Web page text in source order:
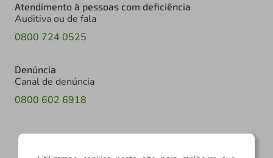
Atendimento à pessoas com deficiência
Auditiva ou de fala
0800 724 0525
Denúncia
Canal de denúncia
0800 602 6918